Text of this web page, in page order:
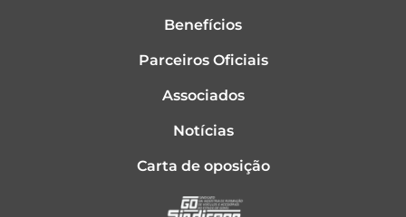
Benefícios
Parceiros Oficiais
Associados
Notícias
Carta de oposição